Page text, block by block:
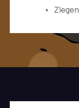
Ziegen